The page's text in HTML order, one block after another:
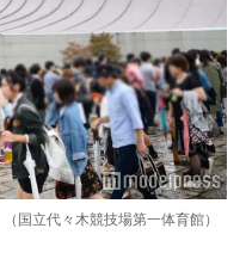
国立代々木競技場第一体育館）